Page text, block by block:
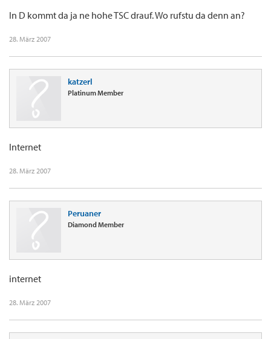
In D kommt da ja ne hohe TSC drauf. Wo rufstu da denn an?
28. März 2007
katzerl
Platinum Member
Internet
28. März 2007
Peruaner
Diamond Member
internet
28. März 2007